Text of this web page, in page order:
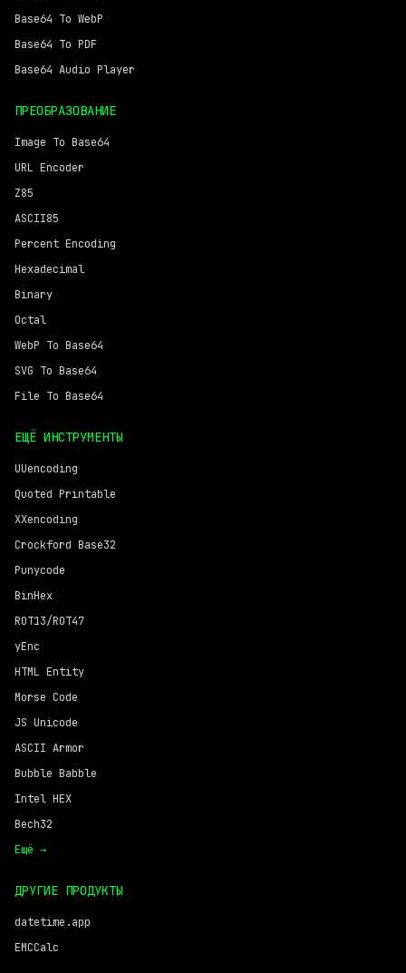
Base64 To WebP
Base64 To PDF
Base64 Audio Player
ПРЕОБРАЗОВАНИЕ
Image To Base64
URL Encoder
Z85
ASCII85
Percent Encoding
Hexadecimal
Binary
Octal
WebP To Base64
SVG To Base64
File To Base64
ЕЩЁ ИНСТРУМЕНТЫ
UUencoding
Quoted Printable
XXencoding
Crockford Base32
Punycode
BinHex
ROT13/ROT47
yEnc
HTML Entity
Morse Code
JS Unicode
ASCII Armor
Bubble Babble
Intel HEX
Bech32
Ещё →
ДРУГИЕ ПРОДУКТЫ
datetime.app
EMCCalc